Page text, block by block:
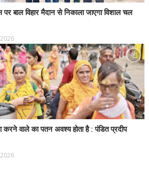
पर बाल विहार मैदान से निकाला जाएगा विशाल चल
करने वाले का पतन अवश्य होता है : पंडित प्रदीप